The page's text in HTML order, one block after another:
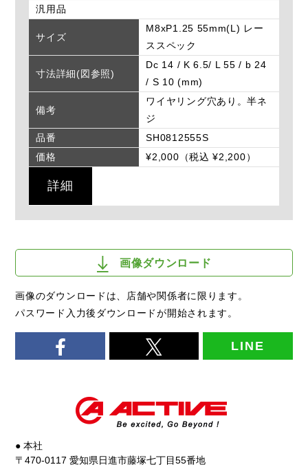
汎用品
サイズ
M8xP1.25 55mm(L) レー
ススペック
寸法詳細(図参照)
Dc 14 / K 6.5/ L 55 / b 24
/ S 10 (mm)
備考
ワイヤリング穴あり。半ネ
ジ
品番
SH0812555S
価格
¥2,000（税込 ¥2,200）
詳細
画像ダウンロード
画像のダウンロードは、店舗や関係者に限ります。
パスワード入力後ダウンロードが開始されます。
LINE
● 本社
〒470-0117 愛知県日進市藤塚七丁目55番地